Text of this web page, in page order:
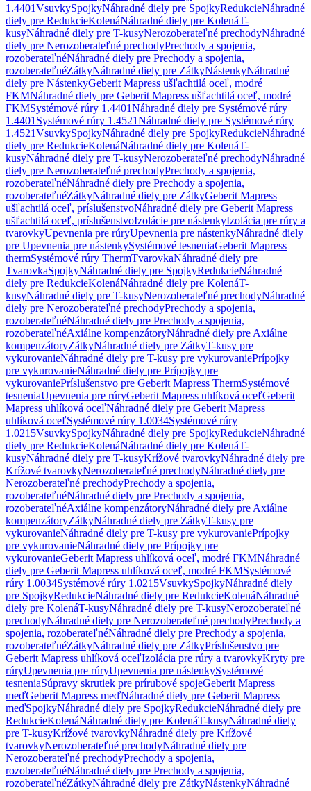
1.4401VsuvkySpojkyNáhradné diely pre SpojkyRedukcieNáhradné
diely pre RedukcieKolenáNáhradné diely pre KolenáT-
kusyNáhradné diely pre T-kusyNerozoberateľné prechodyNáhradné
diely pre Nerozoberateľné prechodyPrechody a spojenia,
rozoberateľnéNáhradné diely pre Prechody a spojenia,
rozoberateľnéZátkyNáhradné diely pre ZátkyNástenkyNáhradné
diely pre NástenkyGeberit Mapress ušľachtilá oceľ, modré
FKMNáhradné diely pre Geberit Mapress ušľachtilá oceľ, modré
FKMSystémové rúry 1.4401Náhradné diely pre Systémové rúry
1.4401 Systémové rúry 1.4521Náhradné diely pre Systémové rúry
1.4521VsuvkySpojkyNáhradné diely pre SpojkyRedukcieNáhradné
diely pre RedukcieKolenáNáhradné diely pre KolenáT-
kusyNáhradné diely pre T-kusyNerozoberateľné prechodyNáhradné
diely pre Nerozoberateľné prechodyPrechody a spojenia,
rozoberateľnéNáhradné diely pre Prechody a spojenia,
rozoberateľnéZátkyNáhradné diely pre ZátkyGeberit Mapress
ušľachtilá oceľ, príslušenstvoNáhradné diely pre Geberit Mapress
ušľachtilá oceľ, príslušenstvoIzolácie pre nástenkyIzolácia pre rúry a
tvarovkyUpevnenia pre rúryUpevnenia pre nástenkyNáhradné diely
pre Upevnenia pre nástenkySystémové tesneniaGeberit Mapress
thermSystémové rúry ThermTvarovkaNáhradné diely pre
TvarovkaSpojkyNáhradné diely pre SpojkyRedukcieNáhradné
diely pre RedukcieKolenáNáhradné diely pre KolenáT-
kusyNáhradné diely pre T-kusyNerozoberateľné prechodyNáhradné
diely pre Nerozoberateľné prechodyPrechody a spojenia,
rozoberateľnéNáhradné diely pre Prechody a spojenia,
rozoberateľnéAxiálne kompenzátoryNáhradné diely pre Axiálne
kompenzátoryZátkyNáhradné diely pre ZátkyT-kusy pre
vykurovanieNáhradné diely pre T-kusy pre vykurovaniePrípojky
pre vykurovanieNáhradné diely pre Prípojky pre
vykurovaniePríslušenstvo pre Geberit Mapress ThermSystémové
tesneniaUpevnenia pre rúryGeberit Mapress uhlíková oceľGeberit
Mapress uhlíková oceľNáhradné diely pre Geberit Mapress
uhlíková oceľSystémové rúry 1.0034Systémové rúry
1.0215VsuvkySpojkyNáhradné diely pre SpojkyRedukcieNáhradné
diely pre RedukcieKolenáNáhradné diely pre KolenáT-
kusyNáhradné diely pre T-kusyKrížové tvarovkyNáhradné diely pre
Krížové tvarovkyNerozoberateľné prechodyNáhradné diely pre
Nerozoberateľné prechodyPrechody a spojenia,
rozoberateľnéNáhradné diely pre Prechody a spojenia,
rozoberateľnéAxiálne kompenzátoryNáhradné diely pre Axiálne
kompenzátoryZátkyNáhradné diely pre ZátkyT-kusy pre
vykurovanieNáhradné diely pre T-kusy pre vykurovaniePrípojky
pre vykurovanieNáhradné diely pre Prípojky pre
vykurovanieGeberit Mapress uhlíková oceľ, modré FKMNáhradné
diely pre Geberit Mapress uhlíková oceľ, modré FKMSystémové
rúry 1.0034Systémové rúry 1.0215VsuvkySpojkyNáhradné diely
pre SpojkyRedukcieNáhradné diely pre RedukcieKolenáNáhradné
diely pre KolenáT-kusyNáhradné diely pre T-kusyNerozoberateľné
prechodyNáhradné diely pre Nerozoberateľné prechodyPrechody a
spojenia, rozoberateľnéNáhradné diely pre Prechody a spojenia,
rozoberateľnéZátkyNáhradné diely pre ZátkyPríslušenstvo pre
Geberit Mapress uhlíková oceľIzolácia pre rúry a tvarovkyKryty pre
rúryUpevnenia pre rúryUpevnenia pre nástenkySystémové
tesneniaSúpravy skrutiek pre prírubové spojeGeberit Mapress
meďGeberit Mapress meďNáhradné diely pre Geberit Mapress
meďSpojkyNáhradné diely pre SpojkyRedukcieNáhradné diely pre
RedukcieKolenáNáhradné diely pre KolenáT-kusyNáhradné diely
pre T-kusyKrížové tvarovkyNáhradné diely pre Krížové
tvarovkyNerozoberateľné prechodyNáhradné diely pre
Nerozoberateľné prechodyPrechody a spojenia,
rozoberateľnéNáhradné diely pre Prechody a spojenia,
rozoberateľnéZátkyNáhradné diely pre ZátkyNástenkyNáhradné